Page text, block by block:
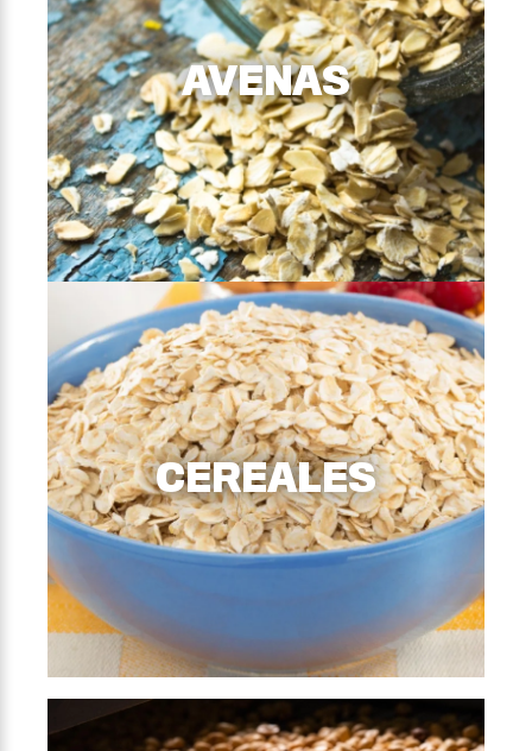
ATOLES
Bebidas elaboradas a partir de una mezcla de
cereales (maíz, soya y avena) fortificados con
vitaminas y minerales para ser consumido como
bebidas calientes o frías.
AVENAS
AVENAS
Hojuelas precocidas de grano de avena fortificado
con vitaminas y minerales para ser consumida
como cereal o bebida caliente.
CEREALES